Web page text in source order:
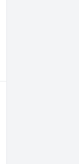
DDR4, Sem
- 100-